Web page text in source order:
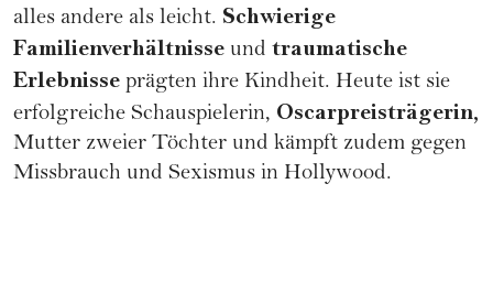
alles andere als leicht. Schwierige
Familienverhältnisse und traumatische
Erlebnisse prägten ihre Kindheit. Heute ist sie
erfolgreiche Schauspielerin, Oscarpreisträgerin,
Mutter zweier Töchter und kämpft zudem gegen
Missbrauch und Sexismus in Hollywood.